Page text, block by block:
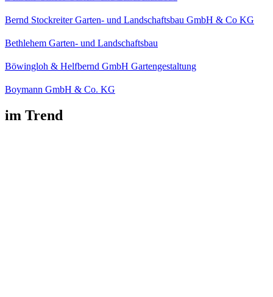
Bernd Stockreiter Garten- und Landschaftsbau GmbH & Co KG
Bethlehem Garten- und Landschaftsbau
Böwingloh & Helfbernd GmbH Gartengestaltung
Boymann GmbH & Co. KG
im Trend